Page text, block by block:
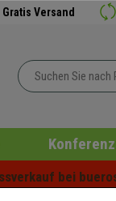
Gratis Versand
bei